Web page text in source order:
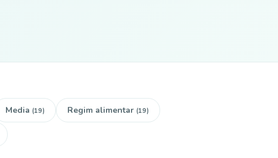
Media (19) Regim alimentar (19)